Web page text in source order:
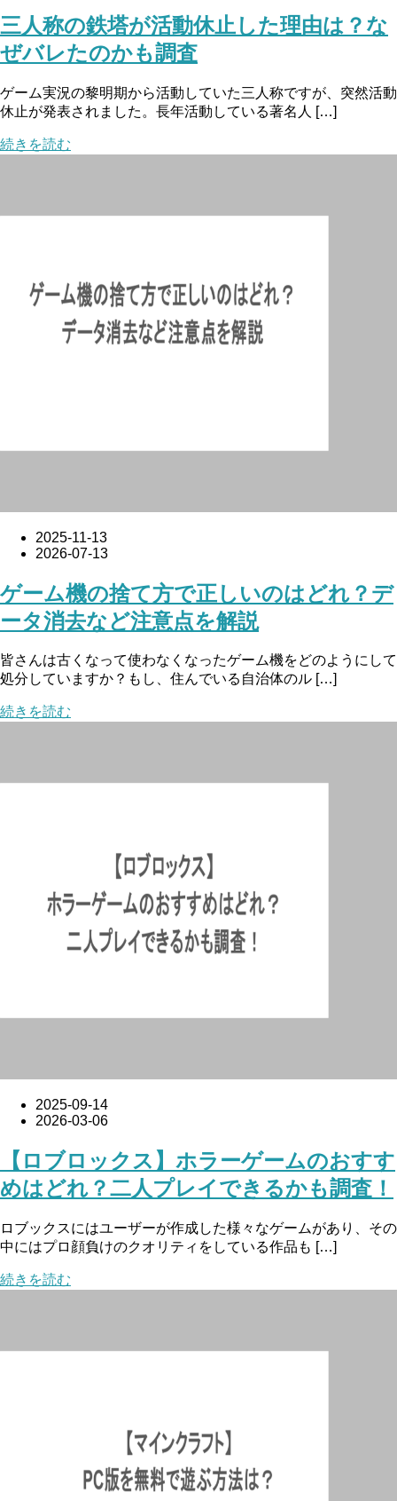
三人称の鉄塔が活動休止した理由は？な
ぜバレたのかも調査
ゲーム実況の黎明期から活動していた三人称ですが、突然活動
休止が発表されました。長年活動している著名人 […]
続きを読む
2025-11-13
2026-07-13
ゲーム機の捨て方で正しいのはどれ？デ
ータ消去など注意点を解説
皆さんは古くなって使わなくなったゲーム機をどのようにして
処分していますか？もし、住んでいる自治体のル […]
続きを読む
2025-09-14
2026-03-06
【ロブロックス】ホラーゲームのおすす
めはどれ？二人プレイできるかも調査！
ロブックスにはユーザーが作成した様々なゲームがあり、その
中にはプロ顔負けのクオリティをしている作品も […]
続きを読む